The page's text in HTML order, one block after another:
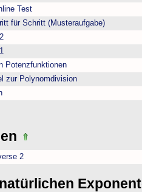
Test
für Schritt (Musteraufgabe)
Potenzfunktionen
zur Polynomdivision
2